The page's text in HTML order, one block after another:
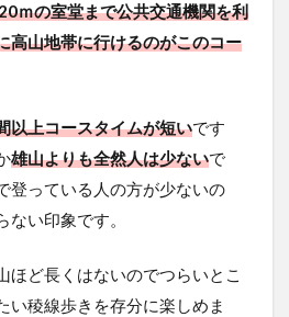
ｍの室堂まで公共交通機関を利
高山地帯に行けるのがこのコー
以上コースタイムが短いです
雄山よりも全然人は少ないで
登っている人の方が少ないの
い印象です。
ほど長くはないのでつらいとこ
い稜線歩きを存分に楽しめま